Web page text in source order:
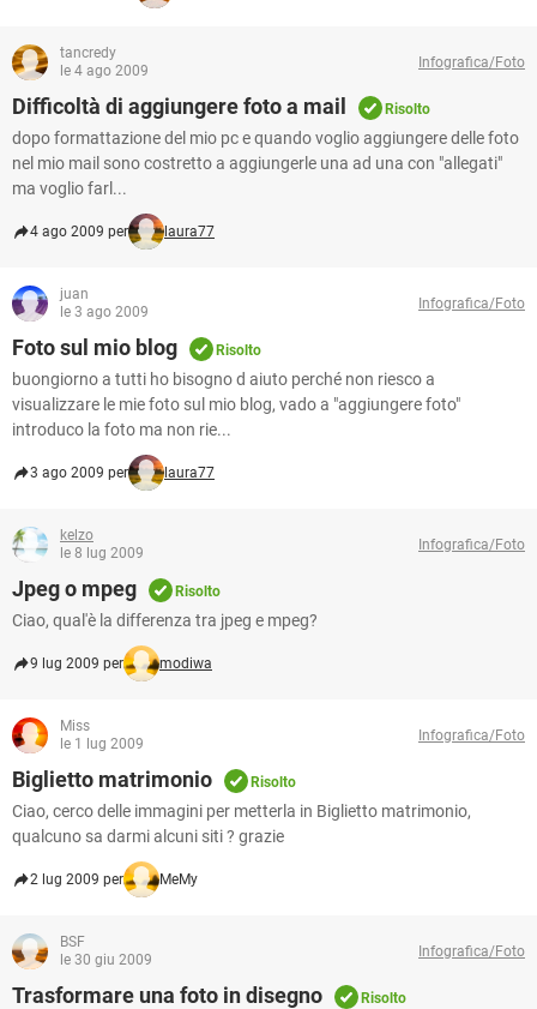
tancredy
le 4 ago 2009
Infografica/Foto
Difficoltà di aggiungere foto a mail Risolto
dopo formattazione del mio pc e quando voglio aggiungere delle foto
nel mio mail sono costretto a aggiungerle una ad una con "allegati"
ma voglio farl...
4 ago 2009 per laura77
juan
le 3 ago 2009
Infografica/Foto
Foto sul mio blog Risolto
buongiorno a tutti ho bisogno d aiuto perché non riesco a
visualizzare le mie foto sul mio blog, vado a "aggiungere foto"
introduco la foto ma non rie...
3 ago 2009 per laura77
kelzo
le 8 lug 2009
Infografica/Foto
Jpeg o mpeg Risolto
Ciao, qual'è la differenza tra jpeg e mpeg?
9 lug 2009 per modiwa
Miss
le 1 lug 2009
Infografica/Foto
Biglietto matrimonio Risolto
Ciao, cerco delle immagini per metterla in Biglietto matrimonio,
qualcuno sa darmi alcuni siti ? grazie
2 lug 2009 per MeMy
BSF
le 30 giu 2009
Infografica/Foto
Trasformare una foto in disegno Risolto